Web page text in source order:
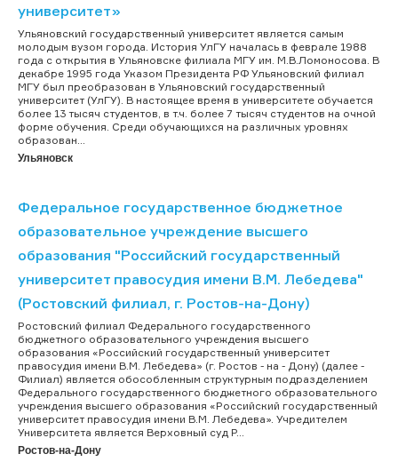
университет»
Ульяновский государственный университет является самым
молодым вузом города. История УлГУ началась в феврале 1988
года с открытия в Ульяновске филиала МГУ им. М.В.Ломоносова. В
декабре 1995 года Указом Президента РФ Ульяновский филиал
МГУ был преобразован в Ульяновский государственный
университет (УлГУ). В настоящее время в университете обучается
более 13 тысяч студентов, в т.ч. более 7 тысяч студентов на очной
форме обучения. Среди обучающихся на различных уровнях
образован...
Ульяновск
Федеральное государственное бюджетное
образовательное учреждение высшего
образования "Российский государственный
университет правосудия имени В.М. Лебедева"
(Ростовский филиал, г. Ростов-на-Дону)
Ростовский филиал Федерального государственного
бюджетного образовательного учреждения высшего
образования «Российский государственный университет
правосудия имени В.М. Лебедева» (г. Ростов - на - Дону) (далее -
Филиал) является обособленным структурным подразделением
Федерального государственного бюджетного образовательного
учреждения высшего образования «Российский государственный
университет правосудия имени В.М. Лебедева». Учредителем
Университета является Верховный суд Р...
Ростов-на-Дону